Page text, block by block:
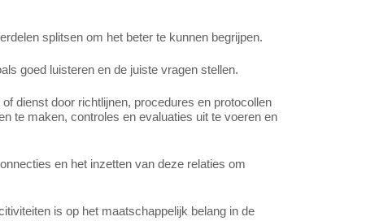
splitsen om het beter te kunnen begrijpen.
goed luisteren en de juiste vragen stellen.
dienst door richtlijnen, procedures en protocollen
te maken, controles en evaluaties uit te voeren en
en het inzetten van deze relaties om
is op het maatschappelijk belang in de